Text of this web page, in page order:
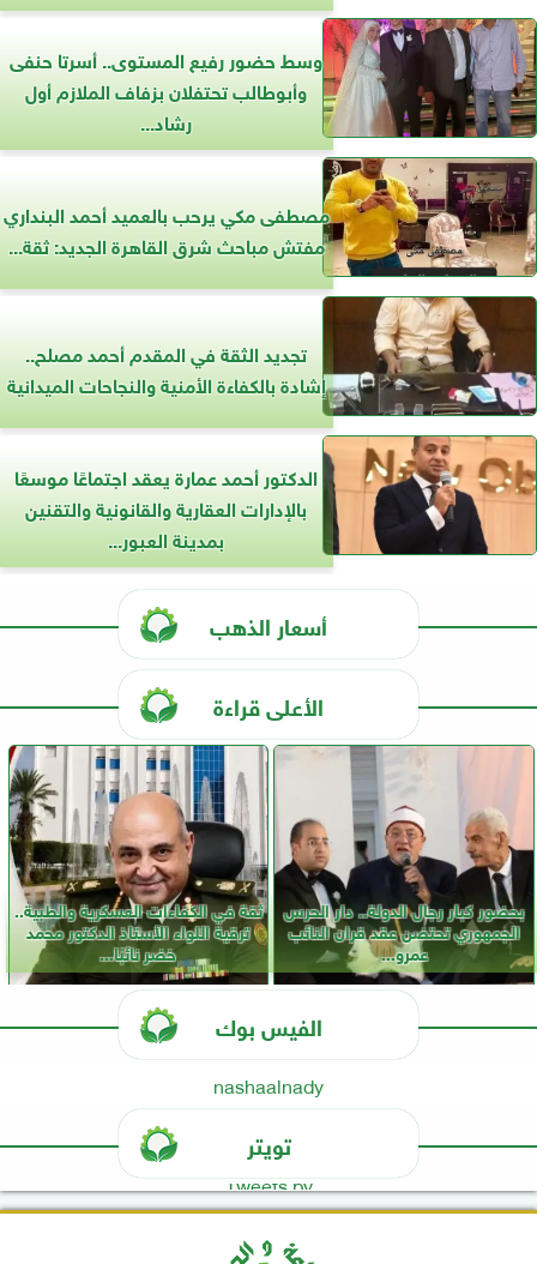
وسط حضور رفيع المستوى.. أسرتا حنفى
وأبوطالب تحتفلان بزفاف الملازم أول
رشاد...
مصطفى مكي يرحب بالعميد أحمد البنداري
مفتش مباحث شرق القاهرة الجديد: ثقة...
تجديد الثقة في المقدم أحمد مصلح..
إشادة بالكفاءة الأمنية والنجاحات الميدانية
الدكتور أحمد عمارة يعقد اجتماعًا موسعًا
بالإدارات العقارية والقانونية والتقنين
بمدينة العبور...
أسعار الذهب
الأعلى قراءة
بحضور كبار رجال الدولة.. دار الحرس
الجمهوري تحتضن عقد قران النائب
عمرو...
ثقة في الكفاءات العسكرية والطبية..
ترقية اللواء الأستاذ الدكتور محمد
خضر نائبًا...
الفيس بوك
nashaalnady
تويتر
Tweets by